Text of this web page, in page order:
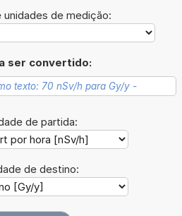
unidades de medição:
ser convertido:
de partida:
de destino: